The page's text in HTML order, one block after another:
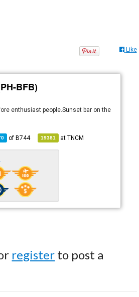
Like
BFB)
enthusiast people.Sunset bar on the
ofB744 19381 atTNCM
register to post a